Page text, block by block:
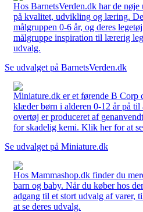
Hos BarnetsVerden.dk har de
på kvalitet, udvikling og læring.
målgruppen 0-6 år, og deres
målgruppe inspiration til lærerig
udvalg.
Se udvalget på BarnetsVerden.dk
Miniature.dk er et førende B Corp
klæder børn i alderen 0-12 år på
overtøj er produceret af
for skadelig kemi. Klik her for at
Se udvalget på Miniature.dk
Hos Mammashop.dk finder du
barn og baby. Når du køber hos
adgang til et stort udvalg af varer,
at se deres udvalg.